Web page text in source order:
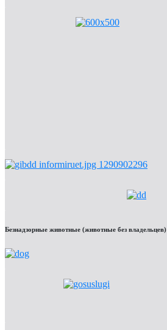
Безнадзорные животные (животные без владельцев)